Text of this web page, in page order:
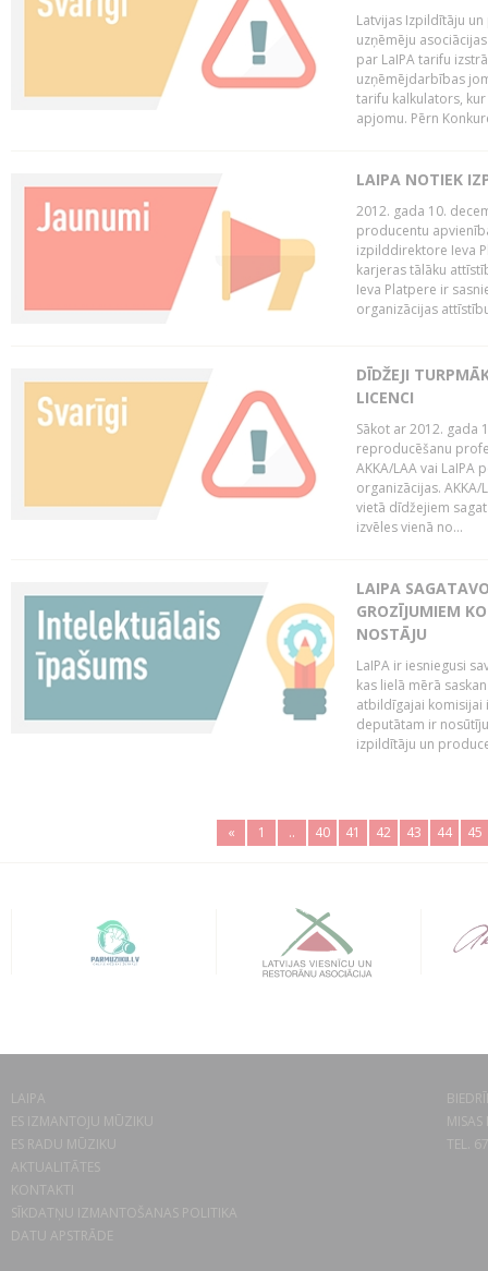
Latvijas Izpildītāju
uzņēmēju
par LaIPA tarifu
uzņēmējdarbības
tarifu kalkulators,
apjomu. Pērn
LAIPA NOTIEK
2012. gada 10.
producentu
izpilddirektore Ieva
karjeras tālāku
Ieva Platpere ir
organizācijas
DĪDŽEJI
LICENCI
Sākot ar 2012. gada
reproducēšanu
AKKA/LAA vai LaIPA
organizācijas.
vietā dīdžejiem
izvēles vienā no...
LAIPA
GROZĪJUMIEM
NOSTĀJU
LaIPA ir iesniegusi
kas lielā mērā
atbildīgajai komisijai
deputātam ir
izpildītāju un
« 1 .. 40 41 42 43 44 45
LAIPA
ES IZMANTOJU MŪZIKU
ES RADU MŪZIKU
AKTUALITĀTES
KONTAKTI
SĪKDATŅU IZMANTOŠANAS POLITIKA
DATU APSTRĀDE
TEL.